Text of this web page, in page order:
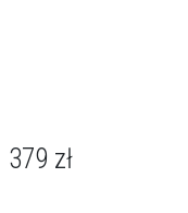
379 zł